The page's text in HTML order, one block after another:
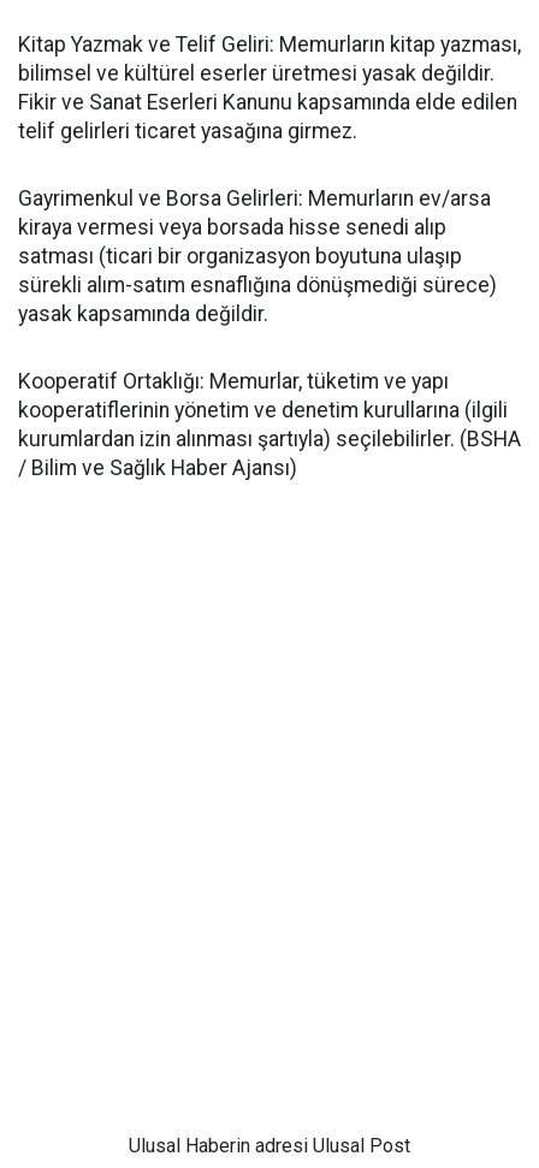
Kitap Yazmak ve Telif Geliri: Memurların kitap yazması,
bilimsel ve kültürel eserler üretmesi yasak değildir.
Fikir ve Sanat Eserleri Kanunu kapsamında elde edilen
telif gelirleri ticaret yasağına girmez.
Gayrimenkul ve Borsa Gelirleri: Memurların ev/arsa
kiraya vermesi veya borsada hisse senedi alıp
satması (ticari bir organizasyon boyutuna ulaşıp
sürekli alım-satım esnaflığına dönüşmediği sürece)
yasak kapsamında değildir.
Kooperatif Ortaklığı: Memurlar, tüketim ve yapı
kooperatiflerinin yönetim ve denetim kurullarına (ilgili
kurumlardan izin alınması şartıyla) seçilebilirler. (BSHA
/ Bilim ve Sağlık Haber Ajansı)
Ulusal Haberin adresi Ulusal Post